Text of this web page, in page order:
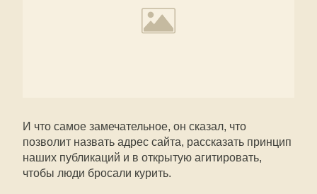
И что самое замечательное, он сказал, что
позволит назвать адрес сайта, рассказать принцип
наших публикаций и в открытую агитировать,
чтобы люди бросали курить.